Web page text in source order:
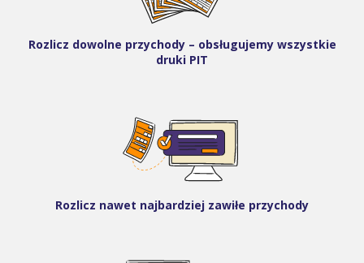
Rozlicz dowolne przychody – obsługujemy wszystkie
druki PIT
Rozlicz nawet najbardziej zawiłe przychody